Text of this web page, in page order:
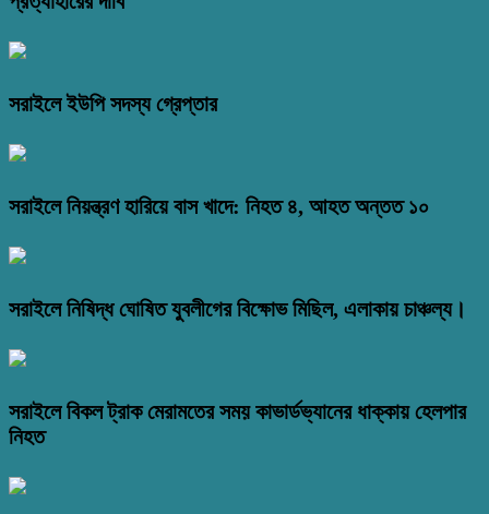
সরাইলে ইউপি সদস্য গ্রেপ্তার
সরাইলে নিয়ন্ত্রণ হারিয়ে বাস খাদে: নিহত ৪, আহত অন্তত ১০
সরাইলে নিষিদ্ধ ঘোষিত যুবলীগের বিক্ষোভ মিছিল, এলাকায় চাঞ্চল্য।
সরাইলে বিকল ট্রাক মেরামতের সময় কাভার্ডভ্যানের ধাক্কায় হেলপার
নিহত